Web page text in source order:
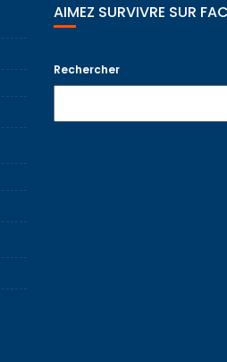
AIMEZ SURVIVRE SUR
Rechercher